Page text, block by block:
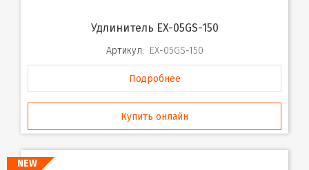
Удлинитель EX-05GS-150
Артикул: EX-05GS-150
Подробнее
Купить онлайн
NEW